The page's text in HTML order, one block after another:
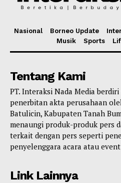
Nasional Borneo Update
Musik
Sports
Tentang Kami
PT. Interaksi Nada Media
penerbitan akta perusahaan
Batulicin, Kabupaten Tanah
menaungi produk-produk pers
terkait dengan pers seperti
penyelenggara acara atau
Link Lainnya